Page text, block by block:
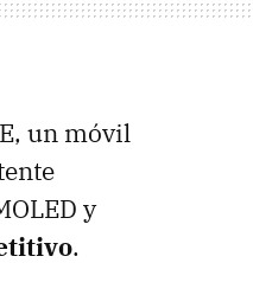
un móvil
y
.